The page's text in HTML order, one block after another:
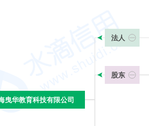
曳华教育科技有限公司
曳华教育科技有限公司
法人
股东